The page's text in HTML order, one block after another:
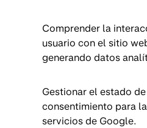
Comprender la
usuario con el sitio
generando datos
Gestionar el estado
consentimiento para
servicios de Google.